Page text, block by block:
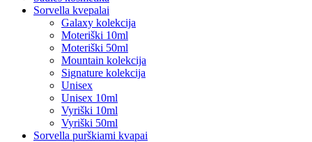
Sorvella kvepalai
Galaxy kolekcija
Moteriški 10ml
Moteriški 50ml
Mountain kolekcija
Signature kolekcija
Unisex
Unisex 10ml
Vyriški 10ml
Vyriški 50ml
Sorvella purškiami kvapai